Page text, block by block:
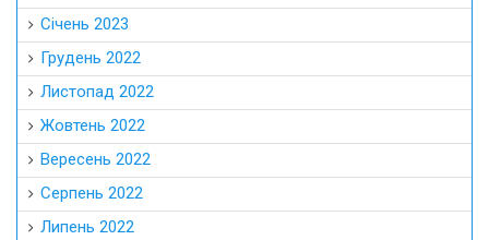
Січень 2023
Грудень 2022
Листопад 2022
Жовтень 2022
Вересень 2022
Серпень 2022
Липень 2022